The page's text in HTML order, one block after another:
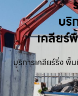
บริ
เคลียร์
บริการเคลียร์ริ่ง พื้